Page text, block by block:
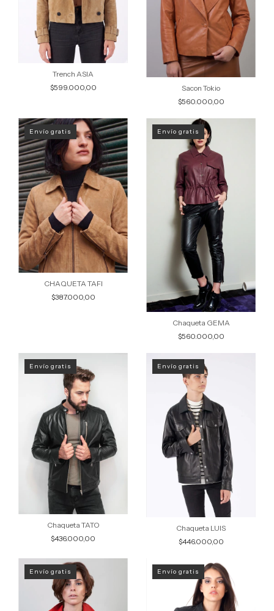
Trench ASIA
$599.000,00
Sacon Tokio
$560.000,00
Envío gratis
CHAQUETA TAFI
$387.000,00
Envío gratis
Chaqueta GEMA
$560.000,00
Envío gratis
Chaqueta TATO
$436.000,00
Envío gratis
Chaqueta LUIS
$446.000,00
Envío gratis Envío gratis